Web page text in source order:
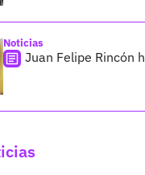
Noticias
Juan Felipe Rincón